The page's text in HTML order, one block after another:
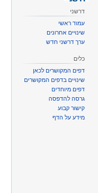
דרשני
עמוד ראשי
שינויים אחרונים
ערך דרשני חדש
כלים
דפים המקושרים לכאן
שינויים בדפים המקושרים
דפים מיוחדים
גרסה להדפסה
קישור קבוע
מידע על הדף